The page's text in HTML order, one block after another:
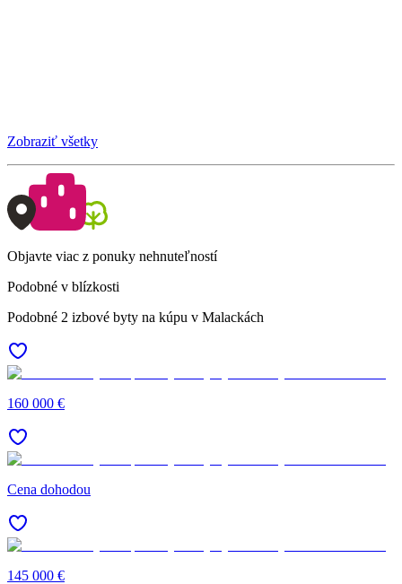
Zobraziť všetky
Objavte viac z ponuky nehnuteľností
Podobné v blízkosti
Podobné 2 izbové byty na kúpu v Malackách
160 000 €
Cena dohodou
145 000 €